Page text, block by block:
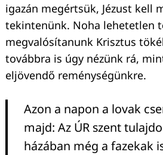
igazán megértsük, Jézust kell
tekintenünk. Noha lehetetlen
megvalósítanunk Krisztus
továbbra is úgy nézünk rá,
eljövendő reménységünkre.
Azon a napon a lovak
majd: Az ÚR szent
házában még a fazekak